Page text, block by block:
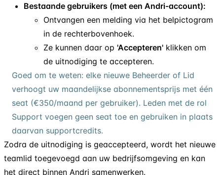
Bestaande gebruikers (met een Andri-account):
Ontvangen een melding via het belpictogram
in de rechterbovenhoek.
Ze kunnen daar op 'Accepteren' klikken om
de uitnodiging te accepteren.
Goed om te weten: elke nieuwe Beheerder of Lid
verhoogt uw maandelijkse abonnementsprijs met één
seat (€350/maand per gebruiker). Leden met de rol
Support voegen geen seat toe en gebruiken in plaats
daarvan supportcredits.
Zodra de uitnodiging is geaccepteerd, wordt het nieuwe
teamlid toegevoegd aan uw bedrijfsomgeving en kan
het direct binnen Andri samenwerken.